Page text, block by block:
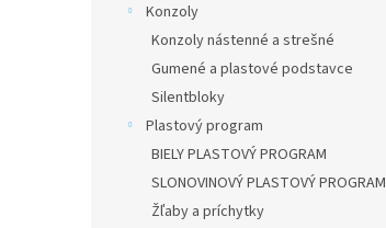
Konzoly
Konzoly nástenné a strešné
Gumené a plastové podstavce
Silentbloky
Plastový program
BIELY PLASTOVÝ PROGRAM
SLONOVINOVÝ PLASTOVÝ PROGRAM
Žľaby a príchytky